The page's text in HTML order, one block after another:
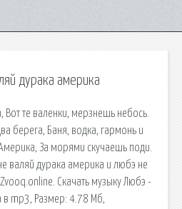
дурака америка
Вот те валенки, мерзнешь небось.
берега, Баня, водка, гармонь и
За морями скучаешь поди.
валяй дурака америка и любэ не
Скачать музыку Любэ -
в mp3, Размер: 4.78 Мб,